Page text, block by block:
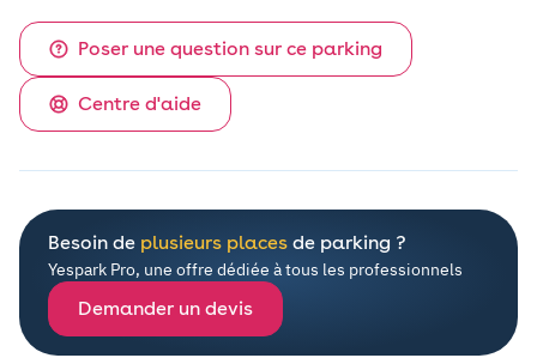
Poser une question sur ce parking
Centre d'aide
Besoin de plusieurs places de parking ?
Yespark Pro, une offre dédiée à tous les professionnels
Demander un devis